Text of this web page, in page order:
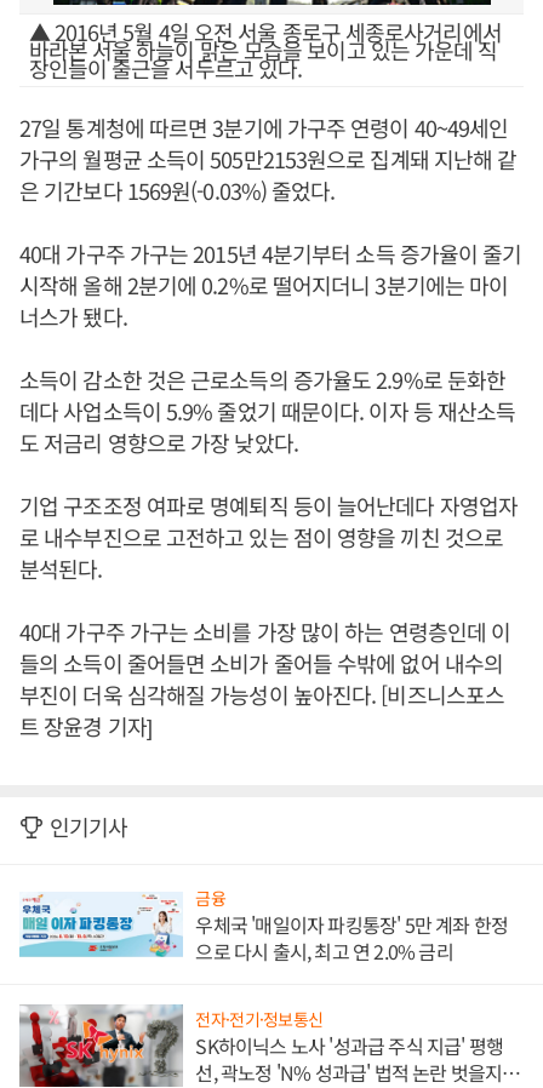
▲ 2016년 5월 4일 오전 서울 종로구 세종로사거리에서
바라본 서울 하늘이 맑은 모습을 보이고 있는 가운데 직
장인들이 출근을 서두르고 있다.
27일 통계청에 따르면 3분기에 가구주 연령이 40~49세인
가구의 월평균 소득이 505만2153원으로 집계돼 지난해 같
은 기간보다 1569원(-0.03%) 줄었다.
40대 가구주 가구는 2015년 4분기부터 소득 증가율이 줄기
시작해 올해 2분기에 0.2%로 떨어지더니 3분기에는 마이
너스가 됐다.
소득이 감소한 것은 근로소득의 증가율도 2.9%로 둔화한
데다 사업소득이 5.9% 줄었기 때문이다. 이자 등 재산소득
도 저금리 영향으로 가장 낮았다.
기업 구조조정 여파로 명예퇴직 등이 늘어난데다 자영업자
로 내수부진으로 고전하고 있는 점이 영향을 끼친 것으로
분석된다.
40대 가구주 가구는 소비를 가장 많이 하는 연령층인데 이
들의 소득이 줄어들면 소비가 줄어들 수밖에 없어 내수의
부진이 더욱 심각해질 가능성이 높아진다. [비즈니스포스
트 장윤경 기자]
인기기사
금융
우체국 '매일이자 파킹통장' 5만 계좌 한정
으로 다시 출시, 최고 연 2.0% 금리
전자·전기·정보통신
SK하이닉스 노사 '성과급 주식 지급' 평행
선, 곽노정 'N% 성과급' 법적 논란 벗을지 주